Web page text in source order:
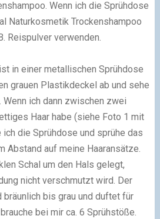
Wenn ich die Sprühdose
Naturkosmetik Trockenshampoo
Reispulver verwenden.
in einer metallischen Sprühdose
grauen Plastikdeckel ab und sehe
ich dann zwischen zwei
Haar habe (siehe Foto 1 mit
die Sprühdose und sprühe das
Abstand auf meine Haaransätze.
Schal um den Hals gelegt,
nicht verschmutzt wird. Der
bis grau und duftet für
bei mir ca. 6 Sprühstöße.